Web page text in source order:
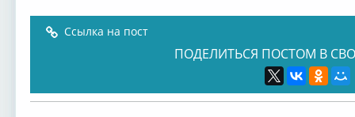
Ссылка на пост
ПОДЕЛИТЬСЯ ПОСТОМ В